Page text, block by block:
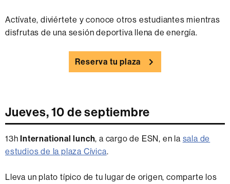
Actívate, diviértete y conoce otros estudiantes mientras
disfrutas de una sesión deportiva llena de energía.
Reserva tu plaza
Jueves, 10 de septiembre
13hInternational lunch, a cargo de ESN, en la sala de
estudios de la plaza Cívica.
Lleva un plato típico de tu lugar de origen, comparte los